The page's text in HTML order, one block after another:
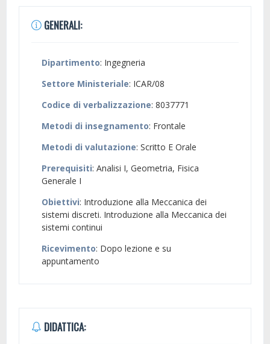
GENERALI:
Dipartimento: Ingegneria
Settore Ministeriale: ICAR/08
Codice di verbalizzazione: 8037771
Metodi di insegnamento: Frontale
Metodi di valutazione: Scritto E Orale
Prerequisiti: Analisi I, Geometria, Fisica
Generale I
Obiettivi: Introduzione alla Meccanica dei
sistemi discreti. Introduzione alla Meccanica dei
sistemi continui
Ricevimento: Dopo lezione e su
appuntamento
DIDATTICA: